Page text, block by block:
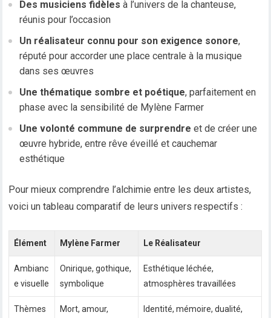
Des musiciens fidèles à l’univers de la chanteuse,
réunis pour l’occasion
Un réalisateur connu pour son exigence sonore,
réputé pour accorder une place centrale à la musique
dans ses œuvres
Une thématique sombre et poétique, parfaitement en
phase avec la sensibilité de Mylène Farmer
Une volonté commune de surprendre et de créer une
œuvre hybride, entre rêve éveillé et cauchemar
esthétique
Pour mieux comprendre l’alchimie entre les deux artistes,
voici un tableau comparatif de leurs univers respectifs :
Élément Mylène Farmer Le Réalisateur
Ambianc
e visuelle
Onirique, gothique,
symbolique
Esthétique léchée,
atmosphères travaillées
Thèmes
Mort, amour,
Identité, mémoire, dualité,